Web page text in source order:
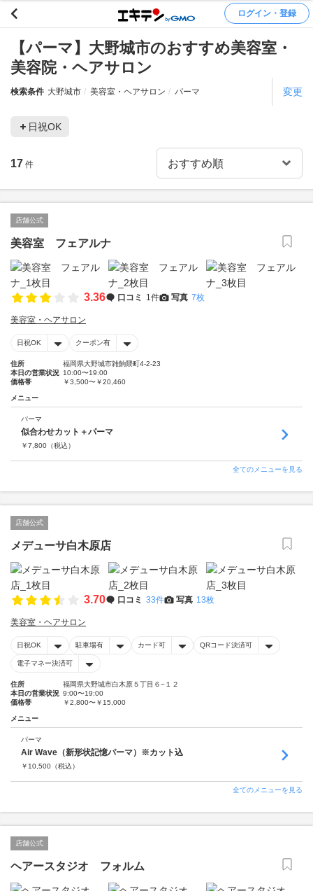
ログイン・登録
【パーマ】大野城市のおすすめ美容室・
美容院・ヘアサロン
検索条件 大野城市 美容室・ヘアサロン パーマ 変更
日祝OK
17 件
店舗公式
美容室 フェアルナ
3.36 口コミ 1件 写真 7枚
美容室・ヘアサロン
日祝OK クーポン有
住所
福岡県大野城市雑餉隈町4-2-23
本日の営業状況 10:00〜19:00
価格帯
￥3,500〜￥20,460
メニュー
パーマ
似合わせカット＋パーマ
￥7,800 （税込）
全てのメニューを見る
店舗公式
メデューサ白木原店
3.70 口コミ 33件 写真 13枚
美容室・ヘアサロン
日祝OK 駐車場有 カード可 QRコード決済可
電子マネー決済可
住所
福岡県大野城市白木原５丁目６−１２
本日の営業状況 9:00〜19:00
価格帯
￥2,800〜￥15,000
メニュー
パーマ
Air Wave（新形状記憶パーマ）※カット込
￥ 10,500 （税込）
全てのメニューを見る
店舗公式
ヘアースタジオ フォルム